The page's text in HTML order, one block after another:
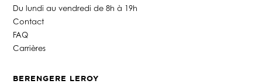
Du lundi au vendredi de 8h à 19h
Contact
FAQ
Carrières
BERENGERE LEROY